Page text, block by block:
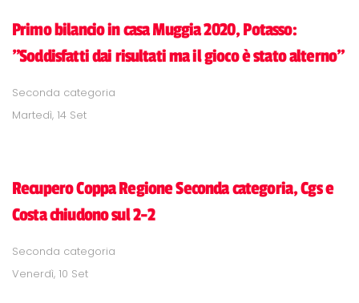
Primo bilancio in casa Muggia 2020, Potasso:
"Soddisfatti dai risultati ma il gioco è stato alterno"
Seconda categoria
Martedì, 14 Set
Recupero Coppa Regione Seconda categoria, Cgs e
Costa chiudono sul 2-2
Seconda categoria
Venerdì, 10 Set